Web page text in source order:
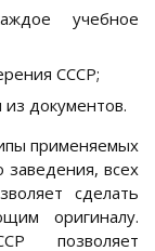
учебное
СССР;
из документов.
применяемых
заведения, всех
сделать
оригиналу.
позволяет